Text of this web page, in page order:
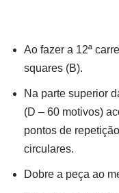
Ao fazer a 12ª
squares (B).
Na parte superior
(D – 60 motivos)
pontos de
circulares.
Dobre a peça ao